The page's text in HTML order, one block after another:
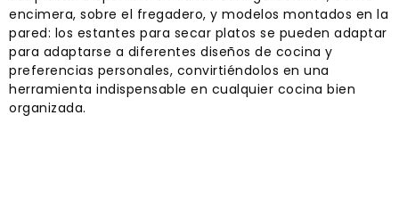
encimera, sobre el fregadero, y modelos montados en la
pared: los estantes para secar platos se pueden adaptar
para adaptarse a diferentes diseños de cocina y
preferencias personales, convirtiéndolos en una
herramienta indispensable en cualquier cocina bien
organizada.